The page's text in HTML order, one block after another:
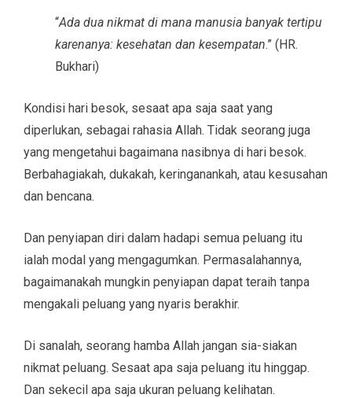
“Ada dua nikmat di mana manusia banyak tertipu
karenanya: kesehatan dan kesempatan.” (HR.
Bukhari)
Kondisi hari besok, sesaat apa saja saat yang
diperlukan, sebagai rahasia Allah. Tidak seorang juga
yang mengetahui bagaimana nasibnya di hari besok.
Berbahagiakah, dukakah, keringanankah, atau kesusahan
dan bencana.
Dan penyiapan diri dalam hadapi semua peluang itu
ialah modal yang mengagumkan. Permasalahannya,
bagaimanakah mungkin penyiapan dapat teraih tanpa
mengakali peluang yang nyaris berakhir.
Di sanalah, seorang hamba Allah jangan sia-siakan
nikmat peluang. Sesaat apa saja peluang itu hinggap.
Dan sekecil apa saja ukuran peluang kelihatan.